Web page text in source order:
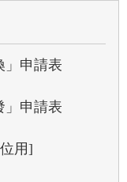
」申請表
」申請表
用]